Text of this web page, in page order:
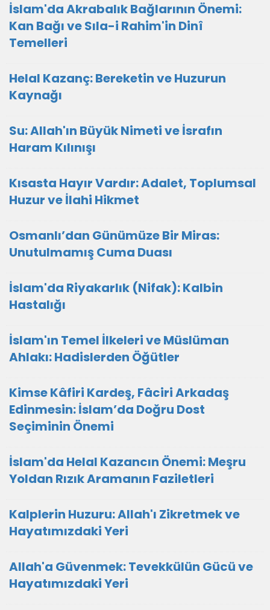
İslam'da Akrabalık Bağlarının Önemi:
Kan Bağı ve Sıla-i Rahim'in Dinî
Temelleri
Helal Kazanç: Bereketin ve Huzurun
Kaynağı
Su: Allah'ın Büyük Nimeti ve İsrafın
Haram Kılınışı
Kısasta Hayır Vardır: Adalet, Toplumsal
Huzur ve İlahi Hikmet
Osmanlı’dan Günümüze Bir Miras:
Unutulmamış Cuma Duası
İslam'da Riyakarlık (Nifak): Kalbin
Hastalığı
İslam'ın Temel İlkeleri ve Müslüman
Ahlakı: Hadislerden Öğütler
Kimse Kâfiri Kardeş, Fâciri Arkadaş
Edinmesin: İslam’da Doğru Dost
Seçiminin Önemi
İslam'da Helal Kazancın Önemi: Meşru
Yoldan Rızık Aramanın Faziletleri
Kalplerin Huzuru: Allah'ı Zikretmek ve
Hayatımızdaki Yeri
Allah'a Güvenmek: Tevekkülün Gücü ve
Hayatımızdaki Yeri